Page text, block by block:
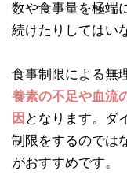
数や食事量を極端
続けたりしてはい
食事制限による無
養素の不足や血流
因 となります。ダ
制限をするのでは
がおすすめです。